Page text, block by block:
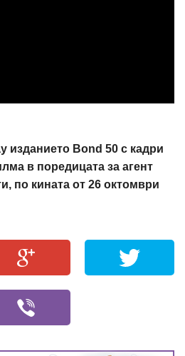
изданието Bond 50 с кадри
в поредицата за агент
по кината от 26 октомври